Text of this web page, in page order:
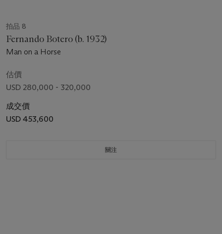
拍品 8
Fernando Botero (b. 1932)
Man on a Horse
估價
USD 280,000 - 320,000
成交價
USD 453,600
關注